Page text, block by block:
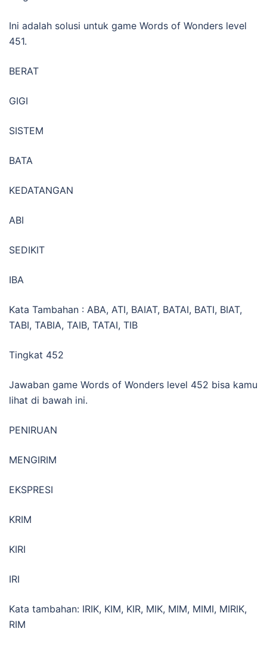
Ini adalah solusi untuk game Words of Wonders level
451.
BERAT
GIGI
SISTEM
BATA
KEDATANGAN
ABI
SEDIKIT
IBA
Kata Tambahan : ABA, ATI, BAIAT, BATAI, BATI, BIAT,
TABI, TABIA, TAIB, TATAI, TIB
Tingkat 452
Jawaban game Words of Wonders level 452 bisa kamu
lihat di bawah ini.
PENIRUAN
MENGIRIM
EKSPRESI
KRIM
KIRI
IRI
Kata tambahan: IRIK, KIM, KIR, MIK, MIM, MIMI, MIRIK,
RIM